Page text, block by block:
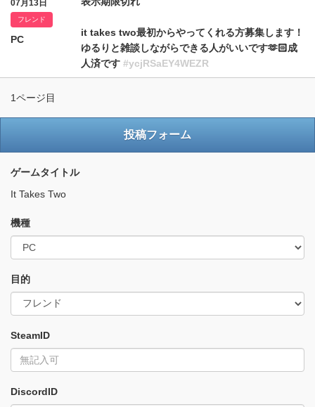
07月13日
フレンド
PC
it takes two最初からやってくれる方募集します！
ゆるりと雑談しながらできる人がいいです🫶🏻成
人済です #ycjRSaEY4WEZR
1ページ目
投稿フォーム
ゲームタイトル
It Takes Two
機種
目的
SteamID
DiscordID